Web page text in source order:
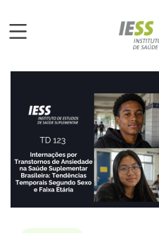
para
principal
IESS